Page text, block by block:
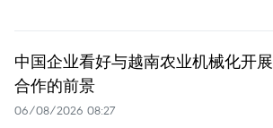
中国企业看好与越南农业机械化开展
合作的前景
06/08/2026 08:27